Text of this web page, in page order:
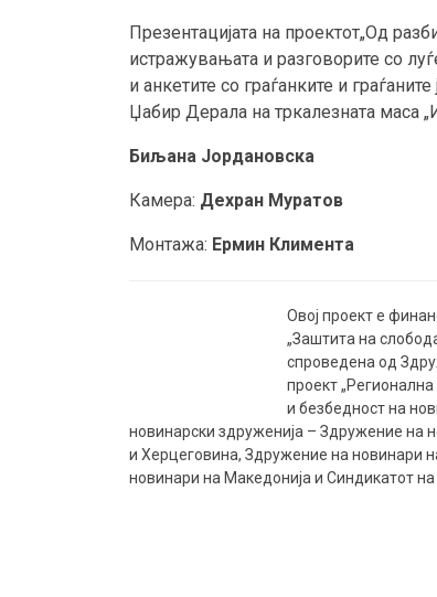
Презентацијата на проектот„Од
истражувањата и разговорите со
и анкетите со граѓанките и
Џабир Дерала на тркалезната маса
Биљана Јордановска
Камера: Дехран Муратов
Монтажа: Ермин Климента
Овој проект е
„Заштита на
спроведена од
проект
и безбедност на
новинарски здруженија – Здружение на
и Херцеговина, Здружение на новинари
новинари на Македонија и Синдикатот